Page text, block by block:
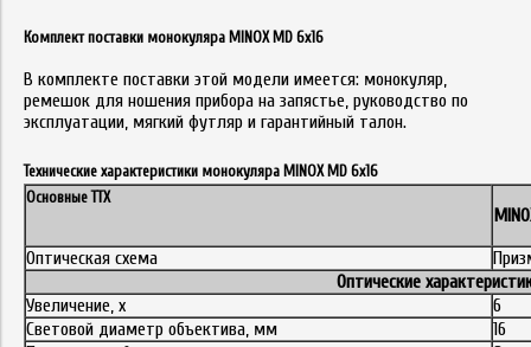
Комплект поставки монокуляра MINOX MD 6x16
В комплекте поставки этой модели имеется: монокуляр,
ремешок для ношения прибора на запястье, руководство по
эксплуатации, мягкий футляр и гарантийный талон.
Технические характеристики монокуляра MINOX MD 6x16
Основные ТТХ
Оптическая схема
Оптические
Увеличение, x
6
Световой диаметр объектива, мм
16